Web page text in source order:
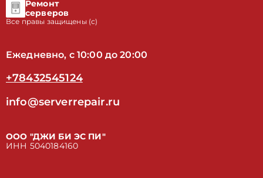
Ремонт
серверов
Все правы защищены (с)
Ежедневно, с 10:00 до 20:00
+78432545124
info@serverrepair.ru
ООО "ДЖИ БИ ЭС ПИ"
ИНН 5040184160